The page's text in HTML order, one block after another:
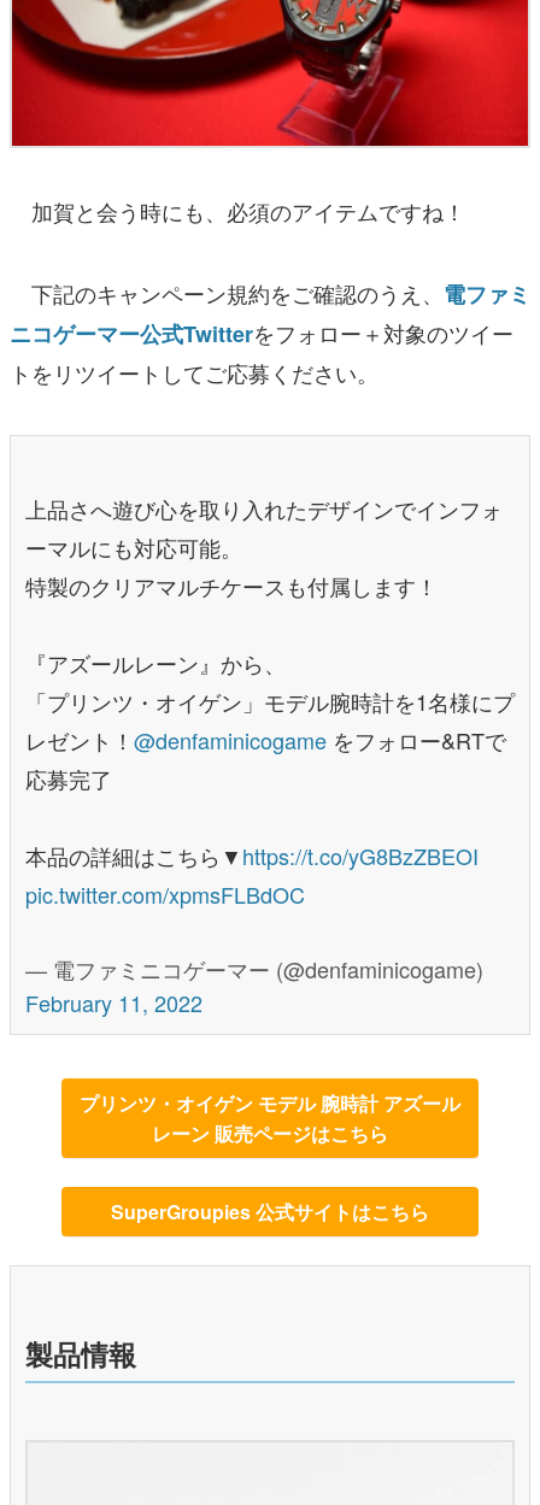
加賀と会う時にも、必須のアイテムですね！
下記のキャンペーン規約をご確認のうえ、 電ファミ
ニコゲーマー公式Twitterをフォロー＋対象のツイー
トをリツイートしてご応募ください。
上品さへ遊び心を取り入れたデザインでインフォ
ーマルにも対応可能。
特製のクリアマルチケースも付属します！
『アズールレーン』から、
「プリンツ・オイゲン」モデル腕時計を1名様にプ
レゼント！ @denfaminicogame をフォロー&RTで
応募完了
本品の詳細はこちら▼https://t.co/yG8BzZBEOI
pic.twitter.com/xpmsFLBdOC
— 電ファミニコゲーマー (@denfaminicogame)
February 11, 2022
プリンツ・オイゲン モデル 腕時計 アズール
レーン 販売ページはこちら
SuperGroupies 公式サイトはこちら
製品情報